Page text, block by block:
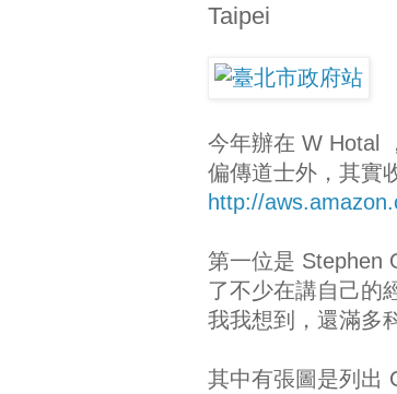
Taipei
今年辦在 W Hotal
偏傳道士外，其實
http://
第一位是 Stephen
了不少在講自己的
我我想到，還滿多
其中有張圖是列出